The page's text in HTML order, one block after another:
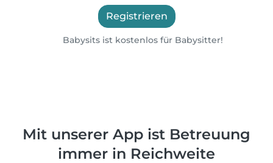
Registrieren
Babysits ist kostenlos für Babysitter!
Mit unserer App ist Betreuung
immer in Reichweite